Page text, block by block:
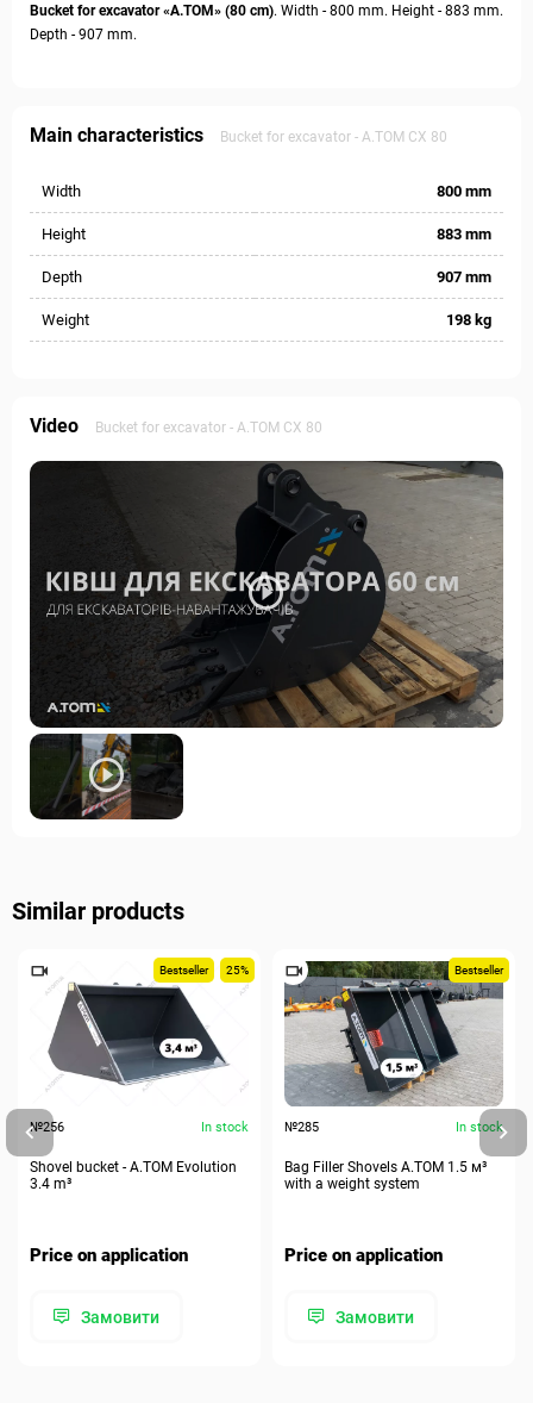
Bucket for excavator«А.ТОМ» (80 cm). Width - 800 mm. Height - 883 mm.
Depth - 907 mm.
Main characteristics Bucket for excavator - А.ТОМ СХ 80
Width 800 mm
Height 883 mm
Depth 907 mm
Weight 198 kg
Video Bucket for excavator - А.ТОМ СХ 80
Similar products
Bestseller 25%
№256 In stock
Shovel bucket - A.TOM Evolution
3.4 m³
Price on application
Замовити
Bestseller
№285 In stock
Bag Filler Shovels A.TOM 1.5 м³
with a weight system
Price on application
Замовити